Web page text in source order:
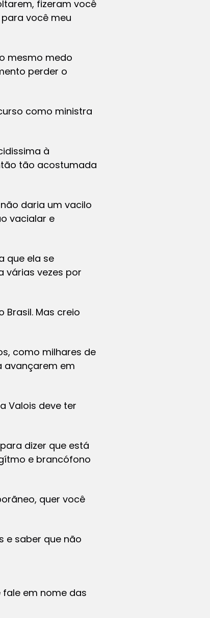
fizeram você
você meu
mesmo medo
perder o
como ministra
à
tão acostumada
daria um vacilo
vacialar e
que ela se
várias vezes por
Mas creio
como milhares de
avançarem em
Valois deve ter
dizer que está
e brancófono
quer você
e saber que não
em nome das